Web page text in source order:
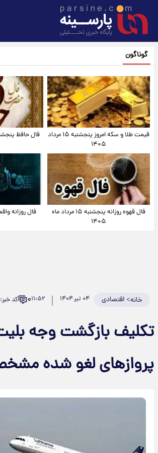
گوناگون
قیمت طلا و سکه امروز پنجشنبه ۱۵ مرداد
۱۴۰۵
فال حافظ پنجشنبه ۱۵ مرداد
فال قهوه روزانه پنجشنبه ۱۵ مرداد ماه
۱۴۰۵
خانه>اقتصادی ۰۴ تیر ۱۴۰۴ ۱۱:۵۲۰ کد خبر: 929863
تکلیف بازگشت وجه
پروازهای لغو شده